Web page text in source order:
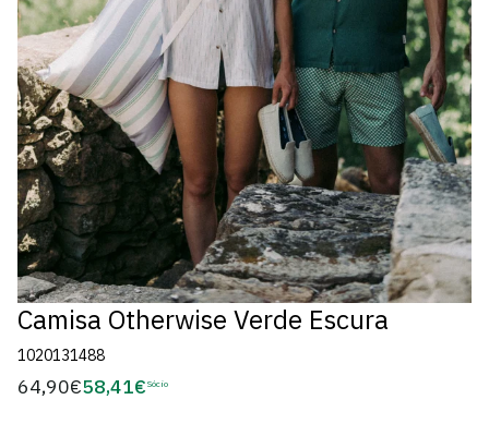
Camisa Otherwise Verde Escura
1020131488
Preço
64,90€Preço
58,41€ Sócio